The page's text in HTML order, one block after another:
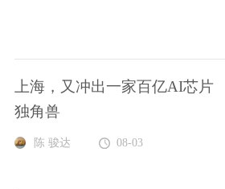
上海，又冲出一家百亿AI芯片
独角兽
陈 骏达 08-03